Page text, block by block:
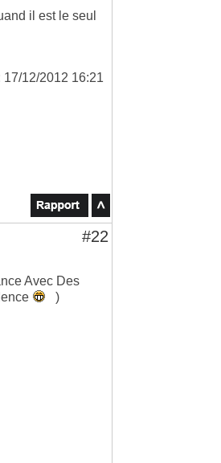
il est le seul
17/12/2012 16:21
#22
Avec Des
)